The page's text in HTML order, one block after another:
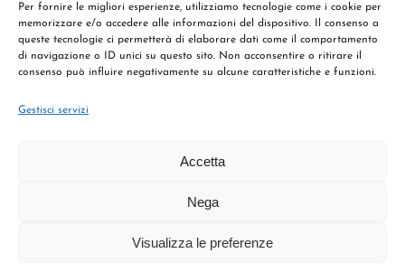
Per fornire le migliori esperienze, utilizziamo tecnologie come i cookie per
memorizzare e/o accedere alle informazioni del dispositivo. Il consenso a
queste tecnologie ci permetterà di elaborare dati come il comportamento
di navigazione o ID unici su questo sito. Non acconsentire o ritirare il
consenso può influire negativamente su alcune caratteristiche e funzioni.
Gestisci servizi
Accetta
Nega
Visualizza le preferenze